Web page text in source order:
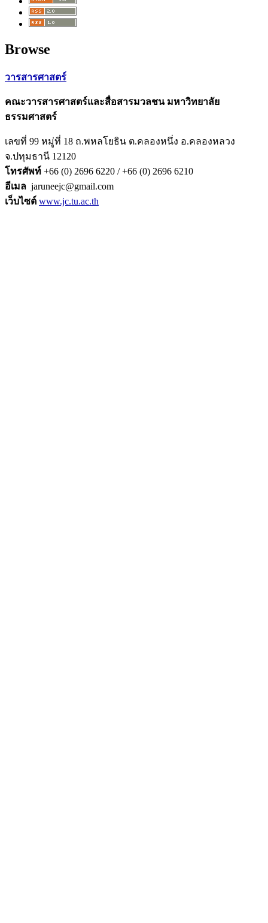
Browse
วารสารศาสตร์
คณะวารสารศาสตร์และสื่อสารมวลชน มหาวิทยาลัย
ธรรมศาสตร์
เลขที่ 99 หมู่ที่ 18 ถ.พหลโยธิน ต.คลองหนึ่ง อ.คลองหลวง
จ.ปทุมธานี 12120
โทรศัพท์ +66 (0) 2696 6220 / +66 (0) 2696 6210
อีเมล jaruneejc@gmail.com
เว็บไซต์ www.jc.tu.ac.th